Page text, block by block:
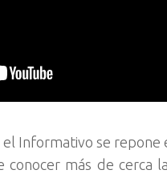
Informativo se
conocer más de cerca